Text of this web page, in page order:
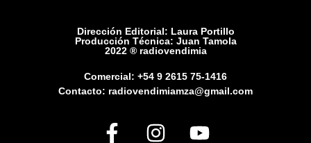
Dirección Editorial: Laura Portillo
Producción Técnica: Juan Tamola
2022 ® radiovendimia
Comercial: +54 9 2615 75-1416
Contacto: radiovendimiamza@gmail.com